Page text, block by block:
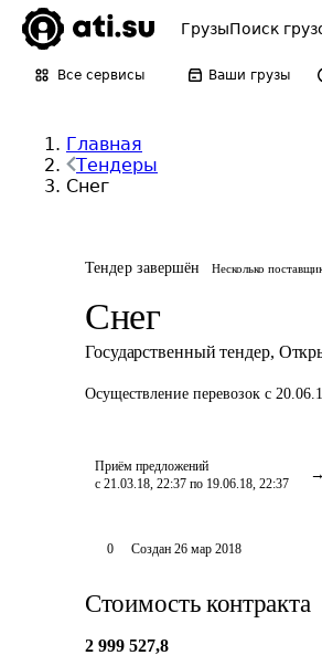
ГрузыПоиск
Все сервисы Ваши грузы
Главная
Тендеры
Снег
Тендер завершён Несколько
Снег
Государственный тендер,
Осуществление перевозок с
Приём предложений
с 21.03.18, 22:37 по 19.06.18, 22:37
0 Создан 26 мар 2018
Стоимость контракта
2 999 527,8